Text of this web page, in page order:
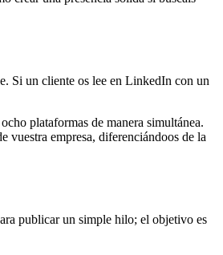
Si un cliente os lee en LinkedIn con un
plataformas de manera simultánea.
vuestra empresa, diferenciándoos de la
publicar un simple hilo; el objetivo es